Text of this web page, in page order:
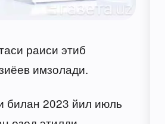
раиси этиб
имзолади.
билан 2023 йил июль